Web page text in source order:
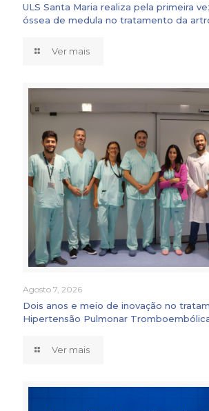
ULS Santa Maria realiza pela primeira
óssea de medula no tratamento da
Ver mais
Agosto 7, 2026
Dois anos e meio de inovação no
Hipertensão Pulmonar
Ver mais